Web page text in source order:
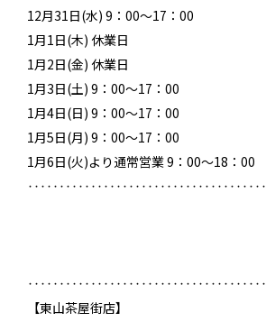
12月31日(水) 9：00～17：00
1月1日(木) 休業日
1月2日(金) 休業日
1月3日(土) 9：00～17：00
1月4日(日) 9：00～17：00
1月5日(月) 9：00～17：00
1月6日(火)より通常営業 9：00～18：00
‥‥‥‥‥‥‥‥‥‥‥‥‥‥‥‥‥‥‥
‥‥‥‥‥‥‥‥‥‥‥‥‥‥‥‥‥‥‥
【東山茶屋街店】